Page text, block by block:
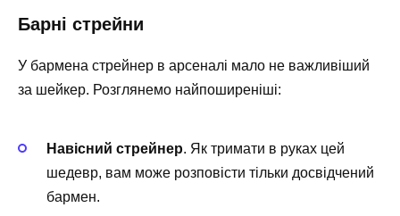
Барні стрейни
У бармена стрейнер в арсеналі мало не важливіший
за шейкер. Розглянемо найпоширеніші:
Навісний стрейнер. Як тримати в руках цей
шедевр, вам може розповісти тільки досвідчений
бармен.